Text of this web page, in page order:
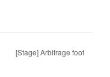
[Stage] Arbitrage foot